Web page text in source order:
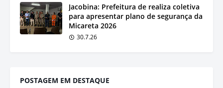
Jacobina: Prefeitura de realiza coletiva
para apresentar plano de segurança da
Micareta 2026
30.7.26
POSTAGEM EM DESTAQUE